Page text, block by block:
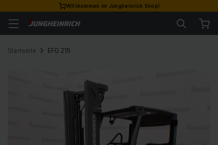
Willkommen im Jungheinrich Shop!
Startseite EFG 215